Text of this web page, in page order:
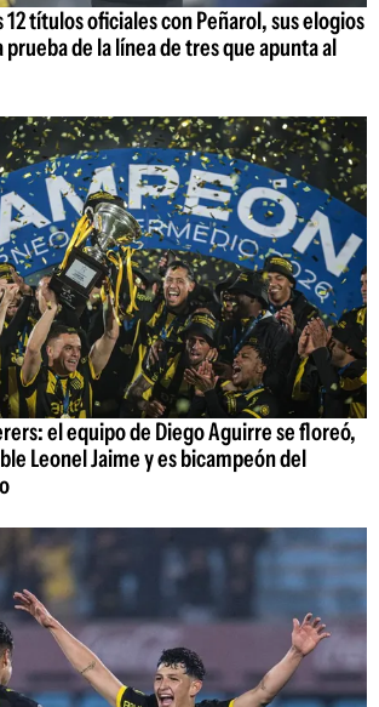
12 títulos oficiales con Peñarol, sus elogios
prueba de la línea de tres que apunta al
el equipo de Diego Aguirre se floreó,
Leonel Jaime y es bicampeón del